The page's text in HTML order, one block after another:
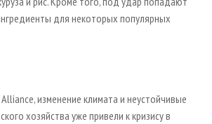
для некоторых популярных
изменение климата и неустойчивые
хозяйства уже привели к кризису в